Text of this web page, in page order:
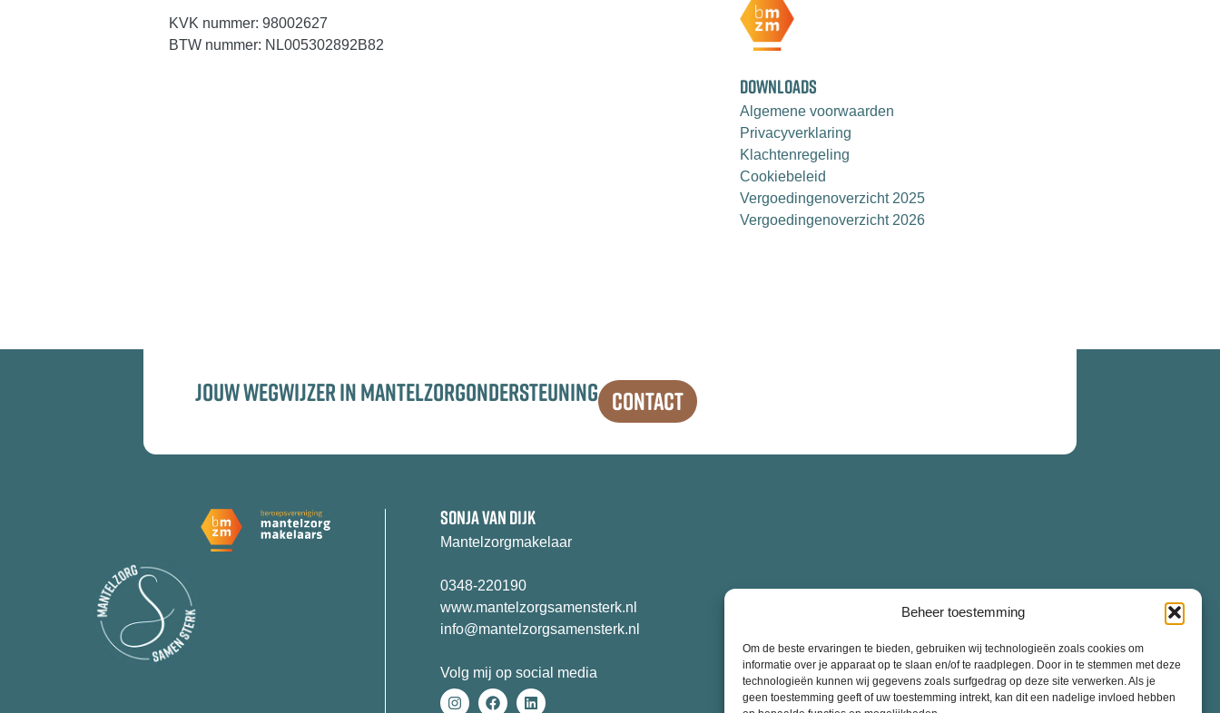
Beheer toestemming
Om de beste ervaringen te bieden, gebruiken wij technologieën zoals cookies om
informatie over je apparaat op te slaan en/of te raadplegen. Door in te stemmen met deze
technologieën kunnen wij gegevens zoals surfgedrag op deze site verwerken. Als je
geen toestemming geeft of uw toestemming intrekt, kan dit een nadelige invloed hebben
KVK nummer: 98002627
BTW nummer: NL005302892B82
DOWNLOADS
Algemene voorwaarden
Privacyverklaring
Klachtenregeling
Cookiebeleid
Vergoedingenoverzicht 2025
Vergoedingenoverzicht 2026
JOUW WEGWIJZER IN MANTELZORGONDERSTEUNING CONTACT
SONJA VAN DIJK
Mantelzorgmakelaar
0348-220190
www.mantelzorgsamensterk.nl
info@mantelzorgsamensterk.nl
Volg mij op social media